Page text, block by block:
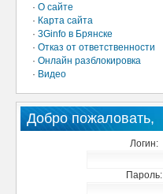
· О сайте
· Карта сайта
· 3Ginfo в Брянске
· Отказ от ответственности
· Онлайн разблокировка
· Видео
Добро пожаловать,
Логин:
Пароль: